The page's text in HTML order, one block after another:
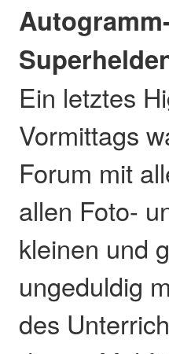
Ein letztes
Vormittags
Forum mit
allen Foto-
kleinen und
ungeduldig
des